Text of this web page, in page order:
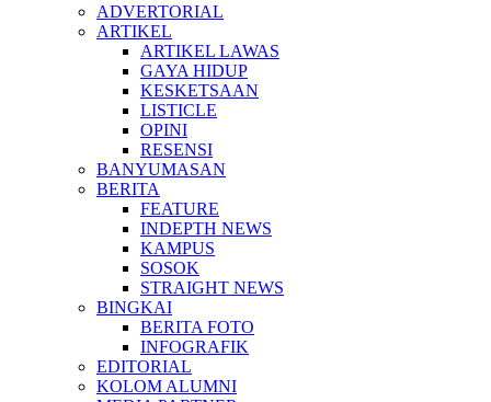
ADVERTORIAL
ARTIKEL
ARTIKEL LAWAS
GAYA HIDUP
KESKETSAAN
LISTICLE
OPINI
RESENSI
BANYUMASAN
BERITA
FEATURE
INDEPTH NEWS
KAMPUS
SOSOK
STRAIGHT NEWS
BINGKAI
BERITA FOTO
INFOGRAFIK
EDITORIAL
KOLOM ALUMNI